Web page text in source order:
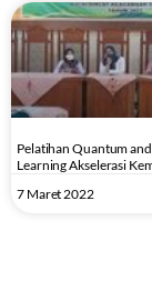
Pelatihan Quantum
Learning Akselerasi
7 Maret 2022